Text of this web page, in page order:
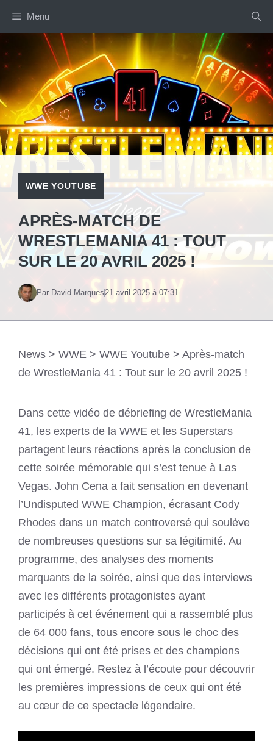
Menu
WWE YOUTUBE
APRÈS-MATCH DE
WRESTLEMANIA 41 : TOUT
SUR LE 20 AVRIL 2025 !
Par David Marques21 avril 2025 à 07:31
News > WWE > WWE Youtube > Après-match
de WrestleMania 41 : Tout sur le 20 avril 2025 !
Dans cette vidéo de débriefing de WrestleMania
41, les experts de la WWE et les Superstars
partagent leurs réactions après la conclusion de
cette soirée mémorable qui s’est tenue à Las
Vegas. John Cena a fait sensation en devenant
l’Undisputed WWE Champion, écrasant Cody
Rhodes dans un match controversé qui soulève
de nombreuses questions sur sa légitimité. Au
programme, des analyses des moments
marquants de la soirée, ainsi que des interviews
avec les différents protagonistes ayant
participés à cet événement qui a rassemblé plus
de 64 000 fans, tous encore sous le choc des
décisions qui ont été prises et des champions
qui ont émergé. Restez à l’écoute pour découvrir
les premières impressions de ceux qui ont été
au cœur de ce spectacle légendaire.